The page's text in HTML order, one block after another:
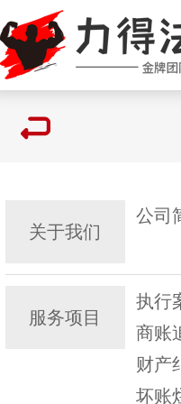
关于我们
公司
服务项目
执行
商账
财产
坏账